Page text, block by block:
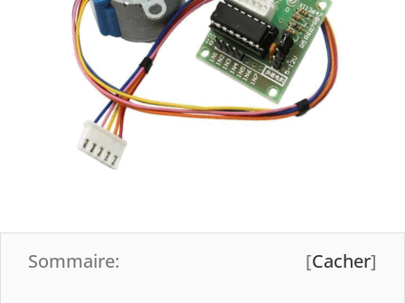
Sommaire: [Cacher]